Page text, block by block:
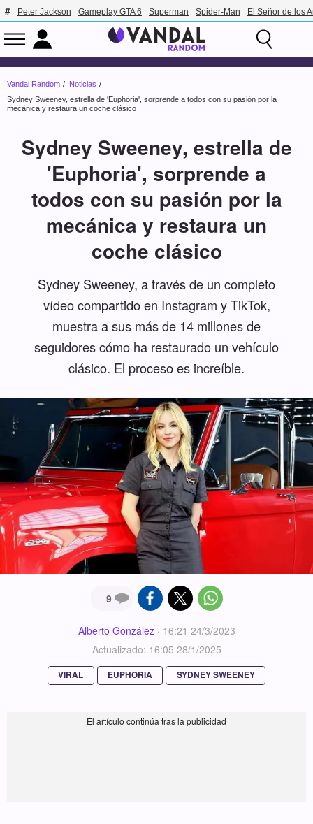
Peter Jackson Gameplay GTA 6 Superman Spider-Man El Señor de los
Vandal Random
Noticias
Sydney Sweeney, estrella de 'Euphoria', sorprende a todos con su pasión por la
mecánica y restaura un coche clásico
Sydney Sweeney, estrella de
'Euphoria', sorprende a
todos con su pasión por la
mecánica y restaura un
coche clásico
Sydney Sweeney, a través de un completo
vídeo compartido en Instagram y TikTok,
muestra a sus más de 14 millones de
seguidores cómo ha restaurado un vehículo
clásico. El proceso es increíble.
9
Alberto González· 16:21 24/3/2023
Actualizado: 16:05 28/1/2025
VIRAL EUPHORIA SYDNEY SWEENEY